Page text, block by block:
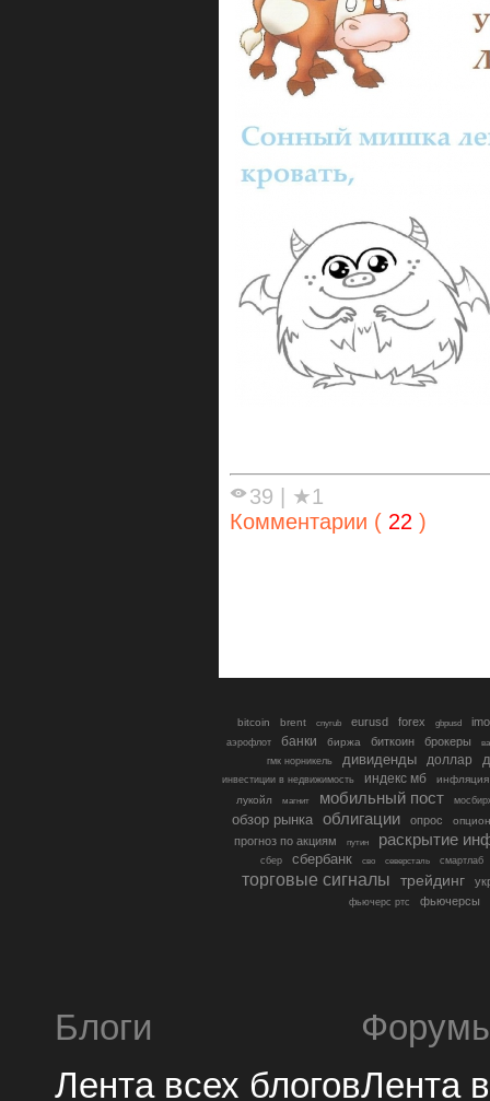
39 | ★1
Комментарии ( 22 )
bitcoin brent cnyrub eurusd forex gbpusd
аэрофлот банки биржа биткоин брокеры
гмк норникель
дивиденды доллар
инвестиции в недвижимость индекс мб
инфляция
лукойл
магнит мобильный пост
обзор рынка облигации опрос
прогноз по акциям путин раскрытие
сбер сбербанк сво северсталь смартлаб
торговые сигналы трейдинг
фьючерс ртс фьючерсы
Блоги
Лента всех блоговЛента